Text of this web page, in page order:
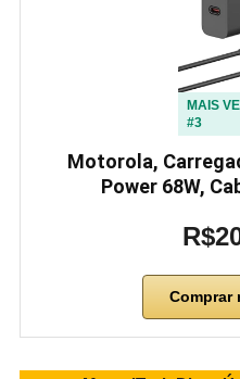
MAIS
#3
Motorola,
Power 68W,
Comprar